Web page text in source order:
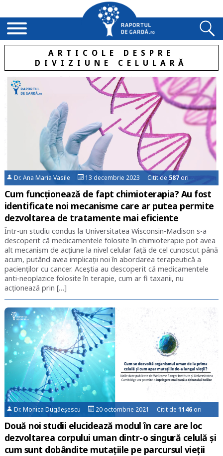
ARTICOLE DESPRE
DIVIZIUNE CELULARĂ
Dr. Ana Maria Vasile 13 decembrie 2023 Citit de 587ori
Cum funcționează de fapt chimioterapia? Au fost
identificate noi mecanisme care ar putea permite
dezvoltarea de tratamente mai eficiente
Într-un studiu condus la Universitatea Wisconsin-Madison s-a
descoperit că medicamentele folosite în chimioterapie pot avea
alt mecanism de acțiune la nivel celular față de cel cunoscut până
acum, putând avea implicații noi în abordarea terapeutică a
pacienților cu cancer. Aceștia au descoperit că medicamentele
anti-neoplazice folosite în terapie, cum ar fi taxanii, nu
acționează prin […]
Dr. Monica Dugăeșescu 20 octombrie 2021 Citit de1146 ori
Două noi studii elucidează modul în care are loc
dezvoltarea corpului uman dintr-o singură celulă şi
cum sunt dobândite mutaţiile pe parcursul vieţii